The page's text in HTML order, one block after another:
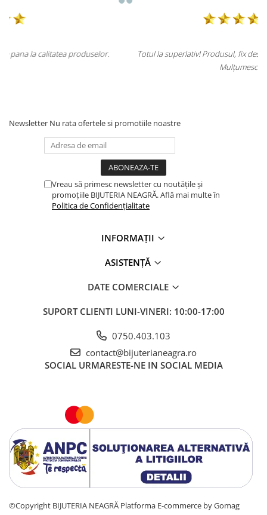
Totul la superlativ! Produsul, fix descrierea, ambalaj, livrare.
Newsletter Nu rata ofertele si promotiile noastre
Vreau să primesc newsletter cu noutățile și
promoțiile BIJUTERIA NEAGRĂ. Află mai multe în
Politica de Confidențialitate
INFORMAȚII
ASISTENȚĂ
DATE COMERCIALE
SUPORT CLIENTI LUNI-VINERI: 10:00-17:00
0750.403.103
contact@bijuterianeagra.ro
SOCIAL URMARESTE-NE IN SOCIAL MEDIA
©Copyright BIJUTERIA NEAGRĂ Platforma E-commerce by Gomag